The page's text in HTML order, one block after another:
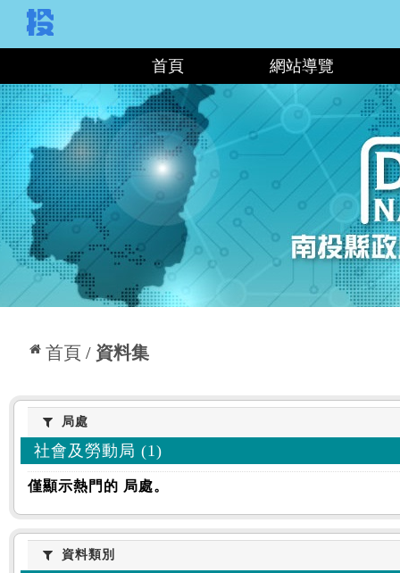
首頁 網站導覽
首頁 資料集
:::
局處局處
社會及勞動局 (1)
僅顯示熱門的 局處。
資料類別
資料類別